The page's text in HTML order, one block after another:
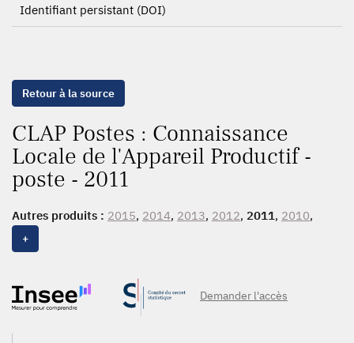
Identifiant persistant (DOI)
Retour à la source
CLAP Postes : Connaissance
Locale de l'Appareil Productif -
poste - 2011
Autres produits : 2015, 2014, 2013, 2012, 2011, 2010,
2009
+
Demander l'accès